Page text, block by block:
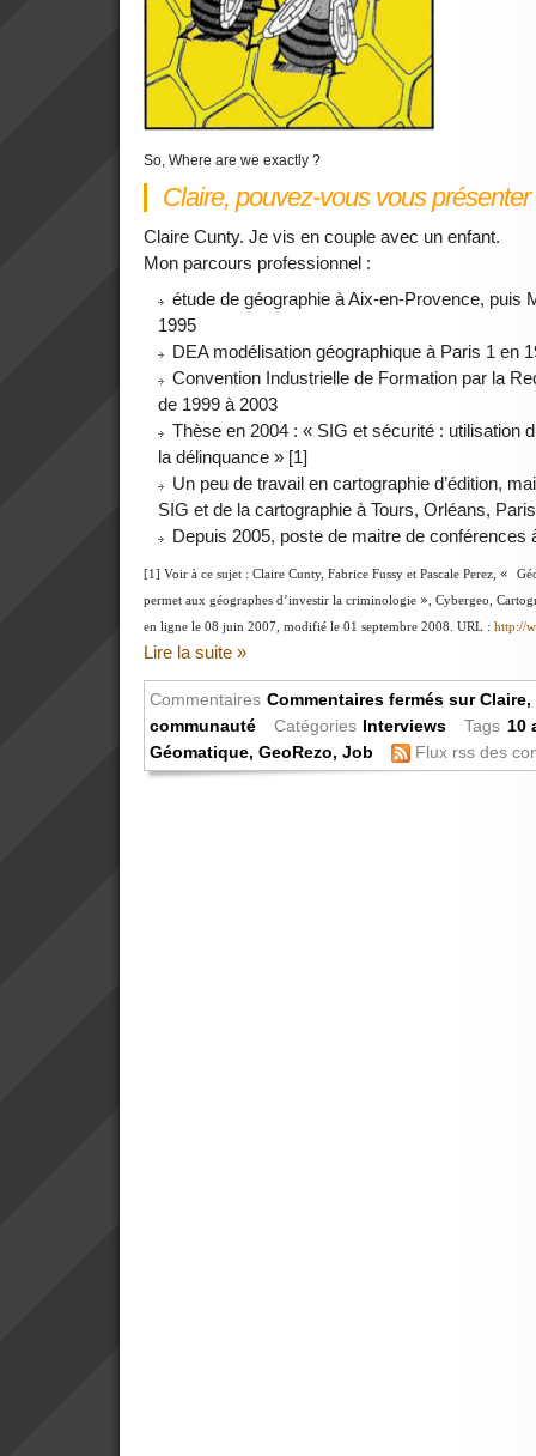
So, Where are we exactly ?
Claire, pouvez-vous vous présenter
Claire Cunty. Je vis en couple avec un enfant.
Mon parcours professionnel :
étude de géographie à Aix-en-Provence, puis
1995
DEA modélisation géographique à Paris 1 en
Convention Industrielle de Formation par la
de 1999 à 2003
Thèse en 2004 : « SIG et sécurité : utilisation
la délinquance » [1]
Un peu de travail en cartographie d’édition,
SIG et de la cartographie à Tours, Orléans, Paris
Depuis 2005, poste de maitre de conférences
[1] Voir à ce sujet : Claire Cunty, Fabrice Fussy et Pascale Perez, «
permet aux géographes d’investir la criminologie » , Cybergeo,
en ligne le 08 juin 2007, modifié le 01 septembre 2008. URL : http://
Lire la suite »
Commentaires Commentaires fermés sur Claire,
communauté
Catégories Interviews Tags 10
Géomatique, GeoRezo, Job Flux rss des